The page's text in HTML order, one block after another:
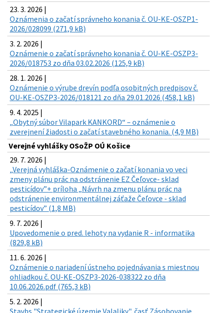
23. 3. 2026 |
Oznámenia o začatí správneho konania č. OU-KE-OSZP1-
2026/028099 (271,9 kB)
3. 2. 2026 |
Oznámenie o začatí správneho konania č. OU-KE-OSZP3-
2026/018753 zo dňa 03.02.2026 (125,9 kB)
28. 1. 2026 |
Oznámenie o výrube drevín podľa osobitných predpisov č.
OU-KE-OSZP3-2026/018121 zo dňa 29.01.2026 (458,1 kB)
9. 4. 2025 |
„Obytný súbor Vilapark KANKORD“ – oznámenie o
zverejnení žiadosti o začatí stavebného konania. (4,9 MB)
Verejné vyhlášky OSoŽP OÚ Košice
29. 7. 2026 |
„Verejná vyhláška-Oznámenie o začatí konania vo veci
zmeny plánu prác na odstránenie EZ Čeľovce- sklad
pesticídov”+ príloha „Návrh na zmenu plánu prác na
odstránenie environmentálnej záťaže Čeľovce - sklad
pesticídov” (1,8 MB)
9. 7. 2026 |
Upovedomenie o pred. lehoty na vydanie R - informatika
(829,8 kB)
11. 6. 2026 |
Oznámenie o nariadení ústneho pojednávania s miestnou
ohliadkou č. OU-KE-OSZP3-2026-038322 zo dňa
10.06.2026.pdf (765,3 kB)
5. 2. 2026 |